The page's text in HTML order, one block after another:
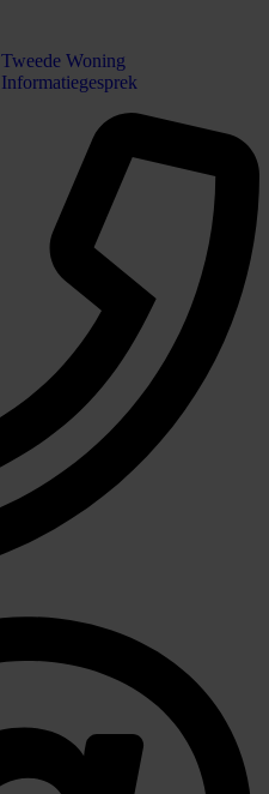
Tweede Woning
Informatiegesprek